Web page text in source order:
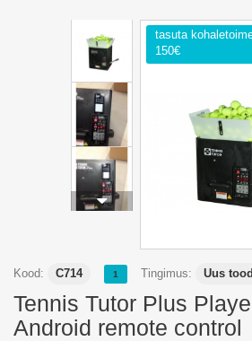
tasuta
150€
Kood: C714 1 Tingimus: Uus
Tennis Tutor Plus
Android remote control